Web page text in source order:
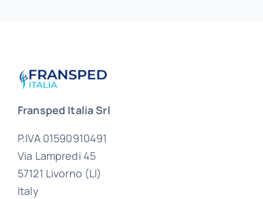
Fransped Italia Srl
P.IVA 01590910491
Via Lampredi 45
57121 Livorno (LI)
Italy